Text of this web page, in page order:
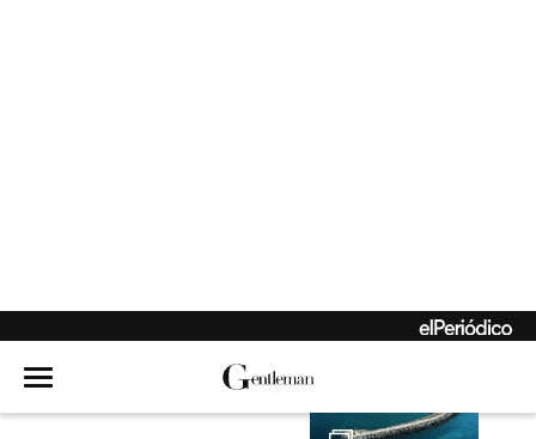
Echen el ancla